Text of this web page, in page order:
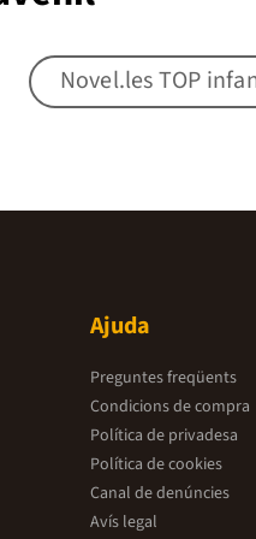
Novel.les TOP
Ajuda
Preguntes freqüents
Condicions de compra
Política de privadesa
Política de cookies
Canal de denúncies
Avís legal